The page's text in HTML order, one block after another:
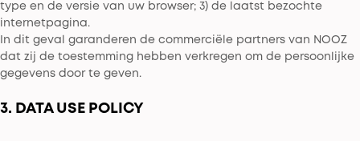
type en de versie van uw browser; 3) de laatst bezochte
internetpagina.
In dit geval garanderen de commerciële partners van NOOZ
dat zij de toestemming hebben verkregen om de persoonlijke
gegevens door te geven.
3. DATA USE POLICY